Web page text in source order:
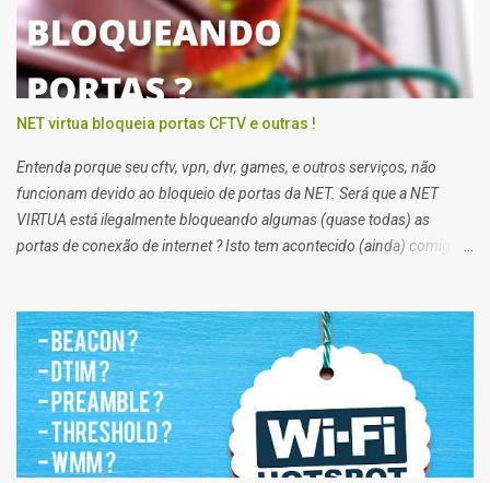
NET virtua bloqueia portas CFTV e outras !
Entenda porque seu cftv, vpn, dvr, games, e outros serviços, não
funcionam devido ao bloqueio de portas da NET. Será que a NET
VIRTUA está ilegalmente bloqueando algumas (quase todas) as
portas de conexão de internet ? Isto tem acontecido (ainda) comigo
servidores via SSH (que pessoalmente odeio), e noto que em alguns
clientes eu consigo, e em outros não. Segundo a net, no plano
residencial as portas 21 e 22, 25, 53, 80, 110, 135, 136 a 139, 443,
445, 587, e 434, são bloqueadas para usuários de planos domésticos,
de outra forma eu teria que trocar meu plano para empresarial.